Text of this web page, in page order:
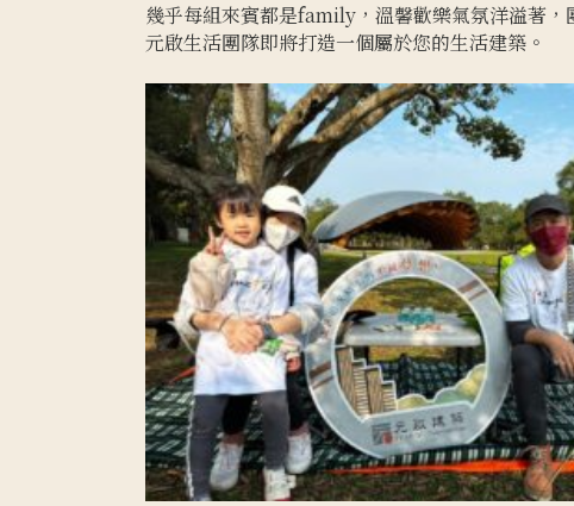
幾乎每組來賓都是family，溫馨歡樂氣氛洋溢著
元啟生活團隊即將打造一個屬於您的生活建築。